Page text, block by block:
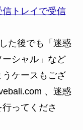
トレイで受信
た後でも「迷惑
ーシャル」など
ケースもござ
、迷惑
ってくださ